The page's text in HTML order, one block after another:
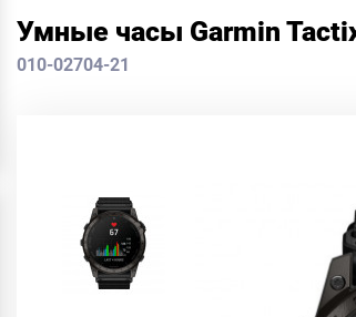
Умные часы Garmin
010-02704-21